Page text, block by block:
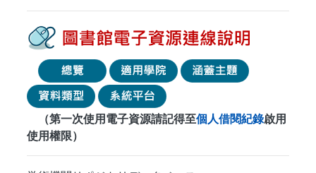
（第一次使用電子資源請記得至個人借閱紀錄啟用
使用權限）